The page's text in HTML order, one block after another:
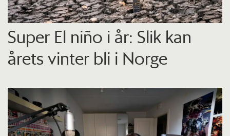
Super El niño i år: Slik kan
årets vinter bli i Norge